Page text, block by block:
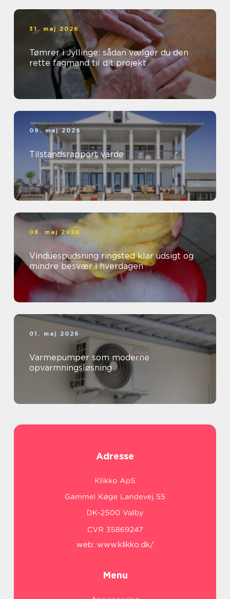
31. maj 2026
Tømrer i Jyllinge: sådan vælger du den
rette fagmand til dit projekt
09. maj 2026
Tilstandsrapport varde
08. maj 2026
Vinduespudsning ringsted klar udsigt og
mindre besvær i hverdagen
01. maj 2026
Varmepumper som moderne
opvarmningsløsning
Adresse
web: www.klikko.dk/
Menu